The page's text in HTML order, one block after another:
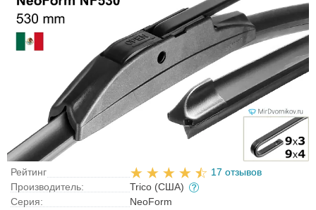
Рейтинг
17 отзывов
Производитель:
Trico (США)
Серия:
NeoForm